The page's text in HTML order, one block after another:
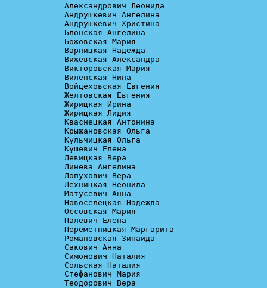
Александрович Леонида
Андрушкевич Ангелина
Андрушкевич Христина
Блонская Ангелина
Божовская Мария
Варницкая Надежда
Вижевская Александра
Викторовская Мария
Виленская Нина
Войцеховская Евгения
Желтовская Евгения
Жирицкая Ирина
Жирицкая Лидия
Кваснецкая Антонина
Крыжановская Ольга
Кульчицкая Ольга
Кушевич Елена
Левицкая Вера
Линева Ангелина
Лопухович Вера
Лехницкая Неонила
Матусевич Анна
Новоселецкая Надежда
Оссовская Мария
Палевич Елена
Переметницкая Маргарита
Романовская Зинаида
Сакович Анна
Симонович Наталия
Сольская Наталия
Стефанович Мария
Теодорович Вера